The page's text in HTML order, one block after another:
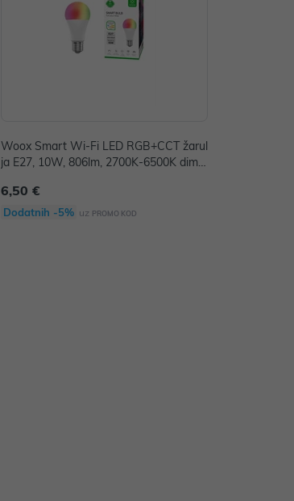
Woox Smart Wi-Fi LED RGB+CCT žarul
ja E27, 10W, 806lm, 2700K-6500K dima
Assistant
6,50 €
Dodatnih -5% uz PROMO KOD